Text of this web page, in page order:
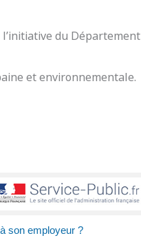
du Département
et environnementale.
son employeur ?